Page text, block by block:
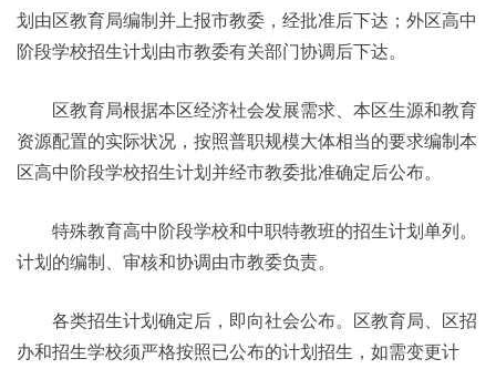
划由区教育局编制并上报市教委，经批准后下达；外区高中
阶段学校招生计划由市教委有关部门协调后下达。
区教育局根据本区经济社会发展需求、本区生源和教育
资源配置的实际状况，按照普职规模大体相当的要求编制本
区高中阶段学校招生计划并经市教委批准确定后公布。
特殊教育高中阶段学校和中职特教班的招生计划单列。
计划的编制、审核和协调由市教委负责。
各类招生计划确定后，即向社会公布。区教育局、区招
办和招生学校须严格按照已公布的计划招生，如需变更计